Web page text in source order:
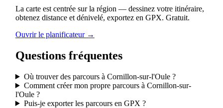
La carte est centrée sur la région — dessinez votre itinéraire,
obtenez distance et dénivelé, exportez en GPX. Gratuit.
Ouvrir le planificateur →
Questions fréquentes
Où trouver des parcours à Cornillon-sur-l'Oule ?
Comment créer mon propre parcours à Cornillon-sur-
l'Oule ?
Puis-je exporter les parcours en GPX ?